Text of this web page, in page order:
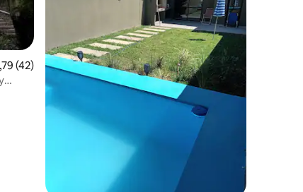
beoordeling van 4,79 uit 5, 42 recensies
(42)